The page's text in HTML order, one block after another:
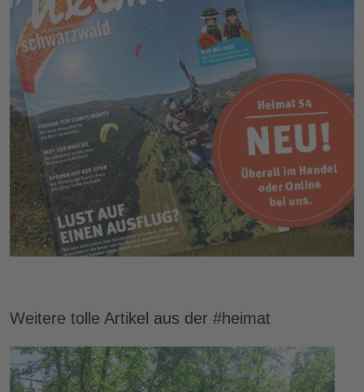
Weitere tolle Artikel aus der #heimat